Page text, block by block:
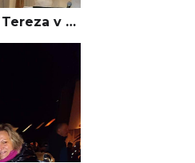
26.12.2022 Kopáčková Tereza v KAPLI PANNY MARIE